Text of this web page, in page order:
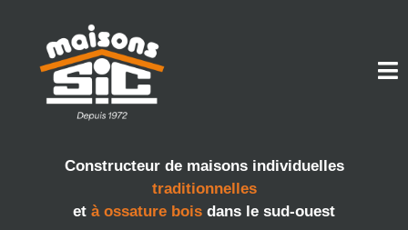
Constructeur de maisons individuelles
traditionnelles
et à ossature bois dans le sud-ouest